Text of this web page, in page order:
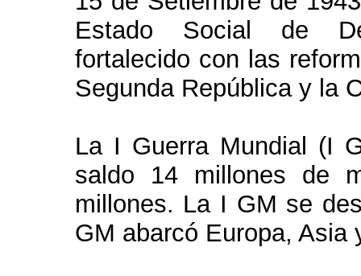
Estado Social de
fortalecido con las
Segunda República y la
La I Guerra Mundial (I
saldo 14 millones de
millones. La I GM se
GM abarcó Europa, Asia